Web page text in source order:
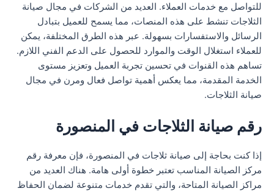
للتواصل مع خدمات العملاء. العديد من الشركات في مجال صيانة
الثلاجات تنشط على هذه المنصات، مما يسمح للعميل بتبادل
الرسائل والاستفسارات بسهولة. عبر هذه الطرق المختلفة، يمكن
للعملاء استغلال الوقت والموارد للحصول على الدعم الفني اللازم.
تساهم هذه القنوات في تحسين تجربة العميل وتعزيز مستوى
الخدمة المقدمة، مما يعكس أهمية تواصل فعال ومرن في مجال
صيانة الثلاجات.
رقم صيانة الثلاجات في المنصورة
إذا كنت بحاجة إلى صيانة ثلاجات في المنصورة، فإن معرفة رقم
مركز الصيانة المناسب تعتبر خطوة أولى هامة. هناك العديد من
مراكز الصيانة المتاحة، والتي تقدم خدمات متنوعة لضمان الحفاظ